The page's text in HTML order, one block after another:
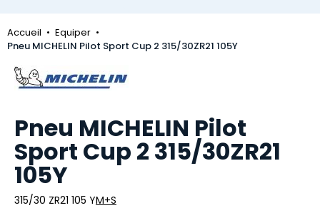
Accueil
Equiper
Pneu MICHELIN Pilot Sport Cup 2 315/30ZR21 105Y
Marque
Pneu MICHELIN Pilot
Sport Cup 2 315/30ZR21
105Y
315/30 ZR21 105 YM+S